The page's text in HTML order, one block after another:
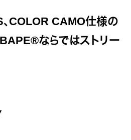
COLOR CAMO仕様の
ならではストリー